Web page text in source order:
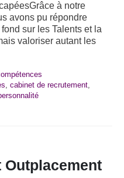
à notre
avons pu répondre
sur les Talents et la
valoriser autant les
cabinet de recrutement,
Outplacement